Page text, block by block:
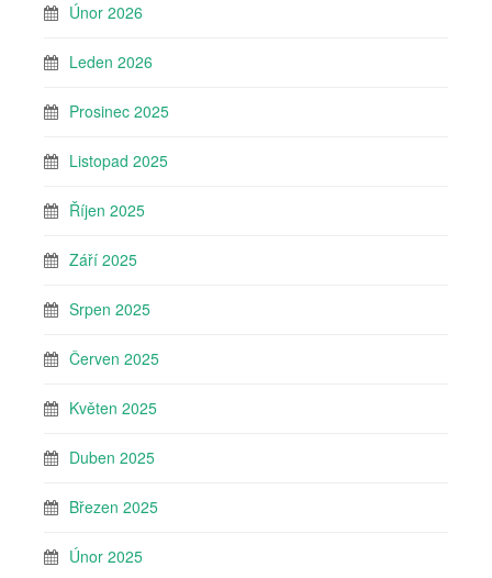
Únor 2026
Leden 2026
Prosinec 2025
Listopad 2025
Říjen 2025
Září 2025
Srpen 2025
Červen 2025
Květen 2025
Duben 2025
Březen 2025
Únor 2025